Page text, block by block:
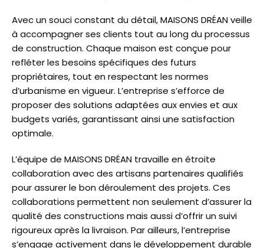
Avec un souci constant du détail, MAISONS DRÉAN veille
à accompagner ses clients tout au long du processus
de construction. Chaque maison est conçue pour
refléter les besoins spécifiques des futurs
propriétaires, tout en respectant les normes
d’urbanisme en vigueur. L’entreprise s’efforce de
proposer des solutions adaptées aux envies et aux
budgets variés, garantissant ainsi une satisfaction
optimale.
L’équipe de MAISONS DRÉAN travaille en étroite
collaboration avec des artisans partenaires qualifiés
pour assurer le bon déroulement des projets. Ces
collaborations permettent non seulement d’assurer la
qualité des constructions mais aussi d’offrir un suivi
rigoureux après la livraison. Par ailleurs, l’entreprise
s’engage activement dans le développement durable